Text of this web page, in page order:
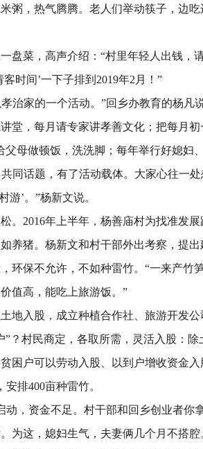
粥，热气腾腾。老人们举动筷子，边
菜，高声介绍：“村里年轻人出钱，请
时间’一下子排到2019年2月！”
家的一个活动。”回乡办教育的杨凡
堂，每月请专家讲孝善文化；把每月初
父母做顿饭，洗洗脚；每年举行好媳妇
同话题，有了活动载体。大家心往一处
游’。”杨新文说。
2016年上半年，杨善庙村为找准发展
养猪。杨新文和村干部外出考察，提
环保不允许，不如种雷竹。“一来产竹
值高，能吃上旅游饭。”
入股，成立种植合作社、旅游开发公
”？村民商定，各取所需，灵活入股：
困户可以劳动入股、以到户增收资金
排400亩种雷竹。
，资金不足。村干部和回乡创业者你
为这，媳妇生气，夫妻俩几个月不搭腔